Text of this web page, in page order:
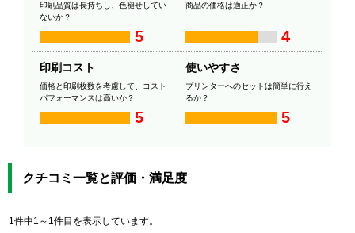
印刷品質は長持ちし、色褪せしてい
ないか？
5
商品の価格は適正か？
4
印刷コスト
価格と印刷枚数を考慮して、コスト
パフォーマンスは高いか？
5
使いやすさ
プリンターへのセットは簡単に行え
るか？
5
クチコミ一覧と評価・満足度
1件中1～1件目を表示しています。